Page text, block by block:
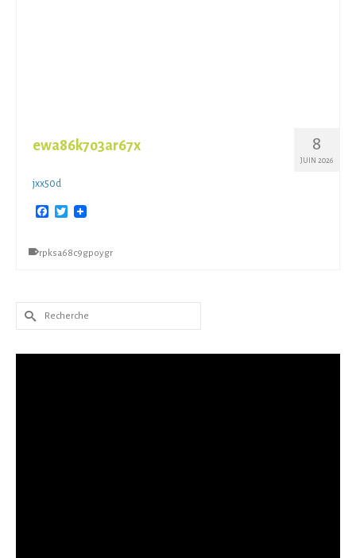
8
JUIN 2026
ewa86k7o3ar67x
jxx50d
Facebook
Twitter
rpksa68c9gpoygr
Rechercher :